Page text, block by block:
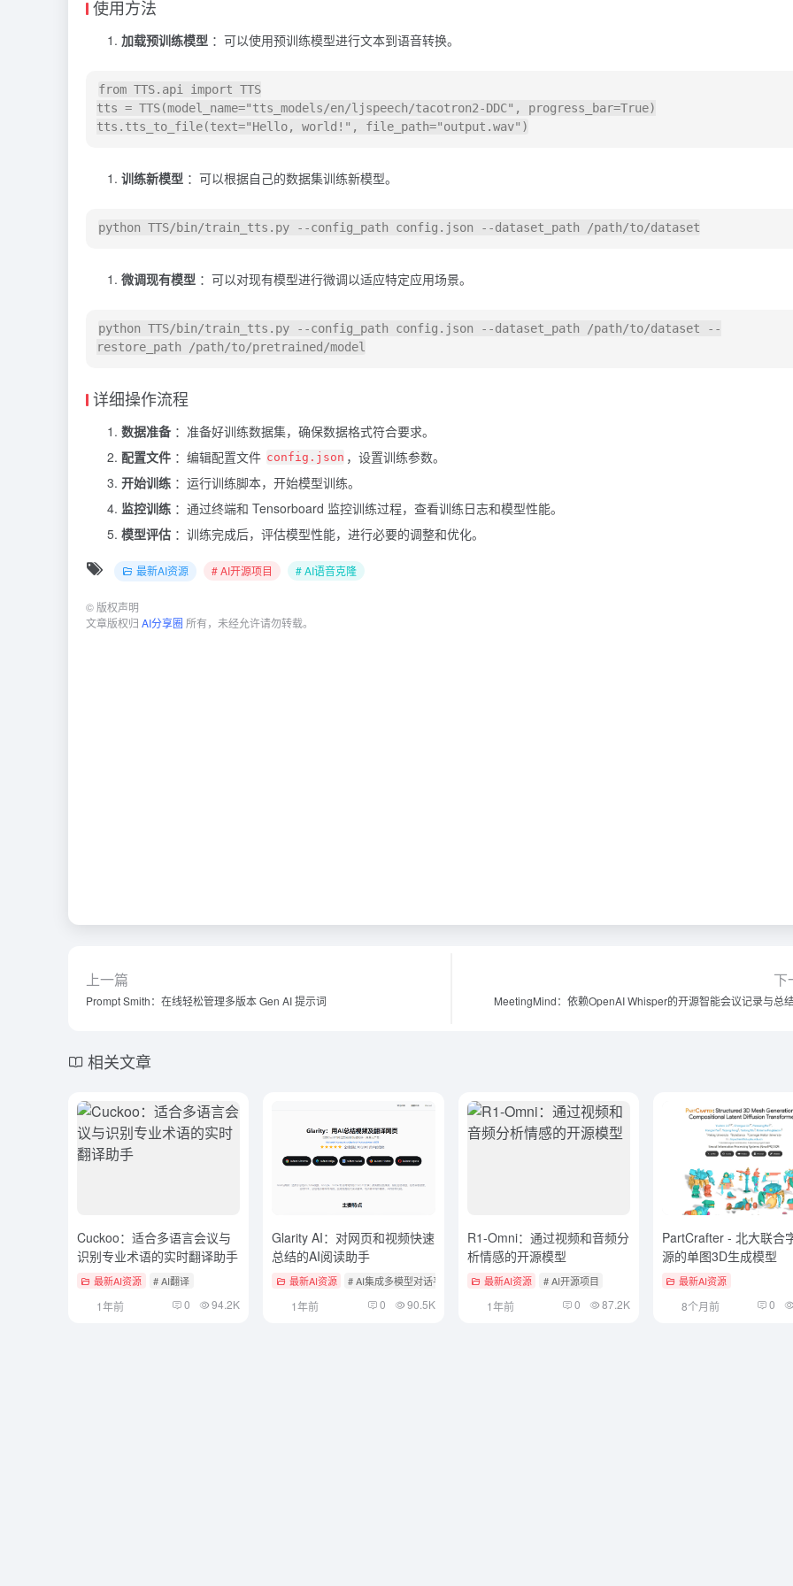
使用方法
加载预训练模型 ：可以使用预训练模型进行文本到语音转换。
from TTS.api import TTS
tts = TTS(model_name="tts_models/en/ljspeech/tacotron2-DDC" , progress_bar=True)
tts.tts_to_file(text="Hello, world!" , file_path="output.wav"
训练新模型 ：可以根据自己的数据集训练新模型。
微调现有模型 ：可以对现有模型进行微调以适应特定应用场景。
python TTS/bin/train_tts.py --config_path config.json --dataset_path /path/to/dataset --
详细操作流程
数据准备：准备好训练数据集，确保数据格式符合要求。
配置文件 ：编辑配置文件 config.json ，设置训练参数。
开始训练 ：运行训练脚本，开始模型训练。
监控训练 ：通过终端和 Tensorboard 监控训练过程，查看训练日志和模型性能。
模型评估 ：训练完成后，评估模型性能，进行必要的调整和优化。
最新AI资源 # AI开源项目 # AI语音克隆
© 版权声明
文章版权归 AI分享圈 所有，未经允许请勿转载。
上一篇
Prompt Smith：在线轻松管理多版本 Gen AI 提示词
下
MeetingMind：依赖OpenAI Whisper的开源智能会议记录与总
相关文章
Cuckoo：适合多语言会议与
识别专业术语的实时翻译助手
最新AI资源 # AI翻译
1年前 0 94.2K
Glarity AI：对网页和视频快速
总结的AI阅读助手
最新AI资源 # AI集成多模型对话平台 # 浏览器AI助手
1年前 0 90.5K
R1-Omni：通过视频和音频分
析情感的开源模型
最新AI资源 # AI开源项目
1年前 0 87.2K
PartCrafter - 北大联合
源的单图3D生成模型
最新AI资源
8个月前 0